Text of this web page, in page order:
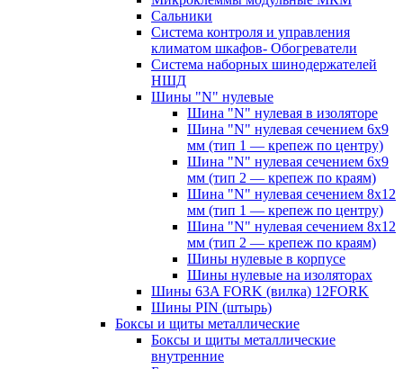
Сальники
Система контроля и управления
климатом шкафов- Обогреватели
Система наборных шинодержателей
НШД
Шины "N" нулевые
Шина "N" нулевая в изоляторе
Шина "N" нулевая сечением 6х9
мм (тип 1 — крепеж по центру)
Шина "N" нулевая сечением 6х9
мм (тип 2 — крепеж по краям)
Шина "N" нулевая сечением 8х12
мм (тип 1 — крепеж по центру)
Шина "N" нулевая сечением 8х12
мм (тип 2 — крепеж по краям)
Шины нулевые в корпусе
Шины нулевые на изоляторах
Шины 63A FORK (вилка) 12FORK
Шины PIN (штырь)
Боксы и щиты металлические
Боксы и щиты металлические
внутренние